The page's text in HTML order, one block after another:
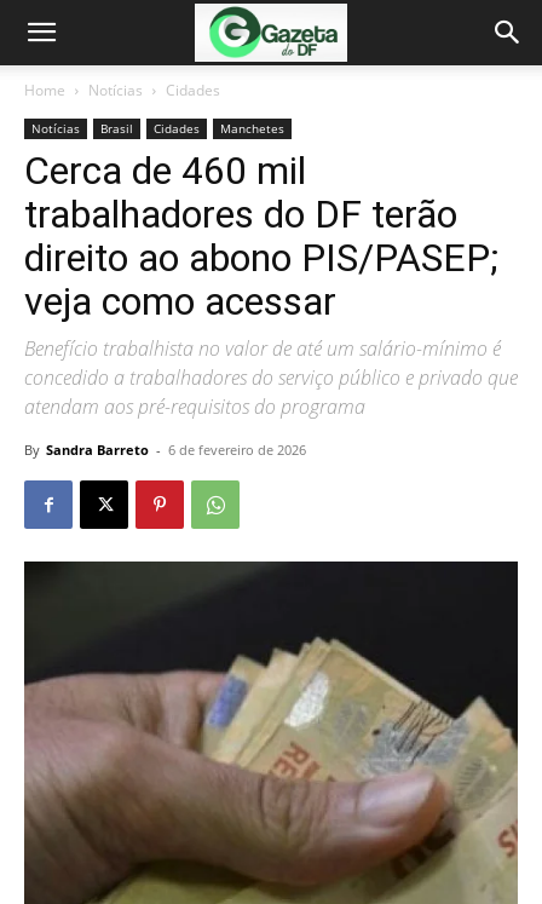
Home Notícias Cidades
Notícias Brasil Cidades Manchetes
Cerca de 460 mil
trabalhadores do DF terão
direito ao abono PIS/PASEP;
veja como acessar
Benefício trabalhista no valor de até um salário-mínimo é
concedido a trabalhadores do serviço público e privado que
atendam aos pré-requisitos do programa
By Sandra Barreto - 6 de fevereiro de 2026